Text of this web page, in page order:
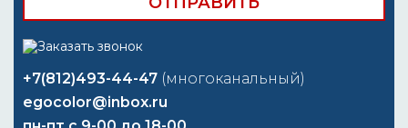
+7(812)493-44-47 (многоканальный)
egocolor@inbox.ru